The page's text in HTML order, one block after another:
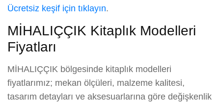
Ücretsiz keşif için tıklayın.
MİHALIÇÇIK Kitaplık Modelleri
Fiyatları
MİHALIÇÇIK bölgesinde kitaplık modelleri
fiyatlarımız; mekan ölçüleri, malzeme kalitesi,
tasarım detayları ve aksesuarlarına göre değişkenlik